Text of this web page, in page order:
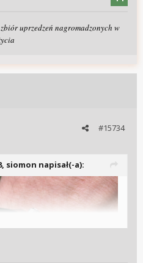
uprzedzeń nagromadzonych w
#15734
siomon napisał(-a):